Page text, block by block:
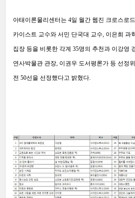
아태이론물리센터는 4일 월간 웹진 크로스로
카이스트 교수와 서민 단국대 교수, 이은희 과
집장 등을 비롯한 각계 35명의 추천과 이강영
연사박물관 관장, 이권우 도서평론가 등 선정
전 50선을 선정했다고 밝혔다.